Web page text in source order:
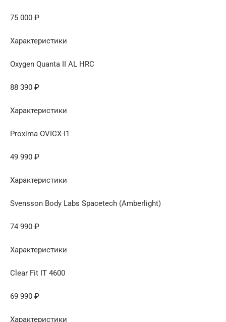
75 000 ₽
Характеристики
Oxygen Quanta II AL HRC
88 390 ₽
Характеристики
Proxima OVICX-I1
49 990 ₽
Характеристики
Svensson Body Labs Spacetech (Amberlight)
74 990 ₽
Характеристики
Clear Fit IT 4600
69 990 ₽
Характеристики